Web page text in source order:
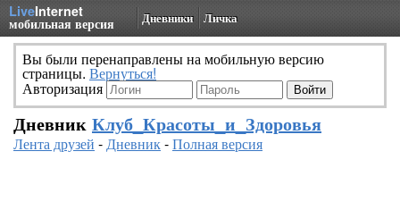
LiveInternet
мобильная версия Дневники Личка
Вы были перенаправлены на мобильную версию
страницы. Вернуться!
Авторизация
Дневник Клуб_Красоты_и_Здоровья
Лента друзей -Дневник-Полная версия